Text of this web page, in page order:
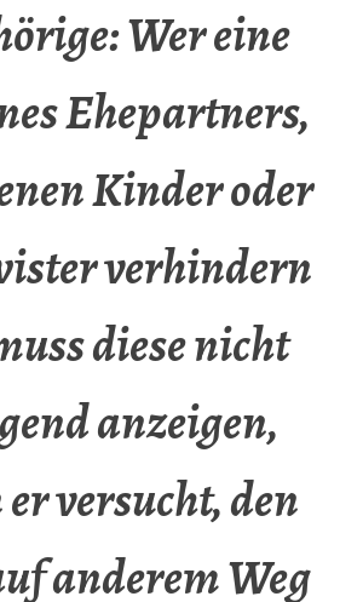
Wer eine
Ehepartners,
Kinder oder
verhindern
diese nicht
anzeigen,
versucht, den
anderem Weg